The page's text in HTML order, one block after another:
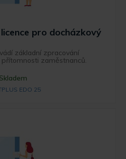
licence pro docházkový
základní zpracování
zaměstnanců.
Skladem
EDO 25